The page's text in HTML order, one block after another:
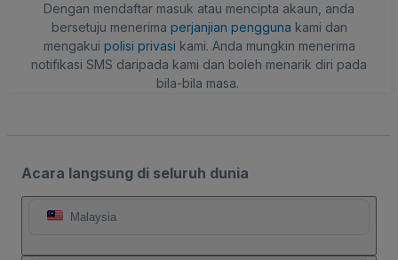
Dengan mendaftar masuk atau mencipta akaun, anda
bersetuju menerima perjanjian pengguna kami dan
mengakui polisi privasi kami. Anda mungkin menerima
notifikasi SMS daripada kami dan boleh menarik diri pada
bila-bila masa.
Acara langsung di seluruh dunia
Malaysia